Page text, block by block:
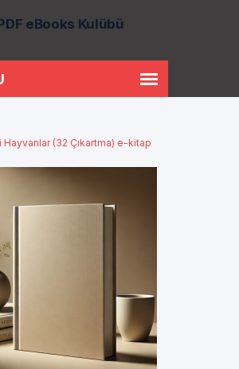
eBooks Kulübü
Hayvanlar (32 Çıkartma) e-kitap